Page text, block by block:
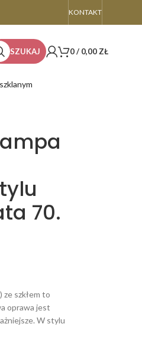
KONTAKT
SZUKAJ 0/ 0,00 ZŁ
70.
ze szkłem to
oprawa jest
W stylu